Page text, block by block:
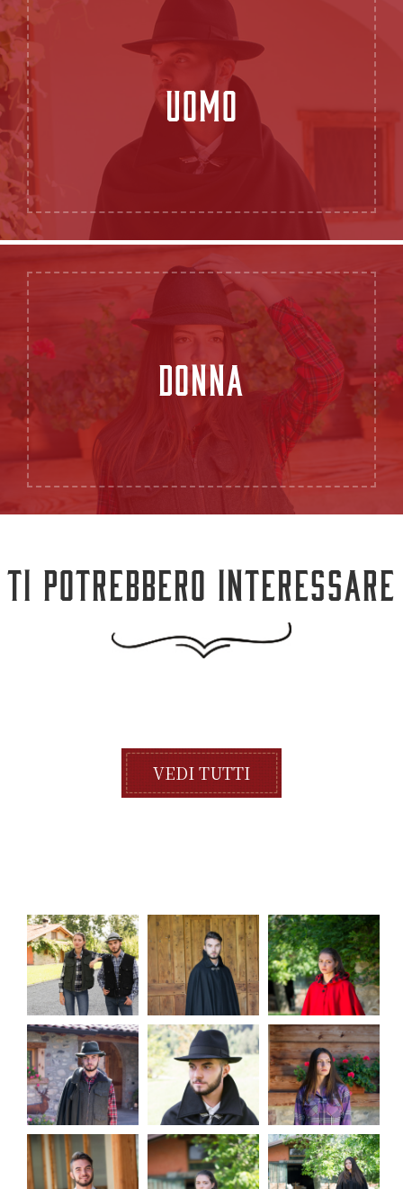
UOMO
DONNA
TI POTREBBERO INTERESSARE
VEDI TUTTI